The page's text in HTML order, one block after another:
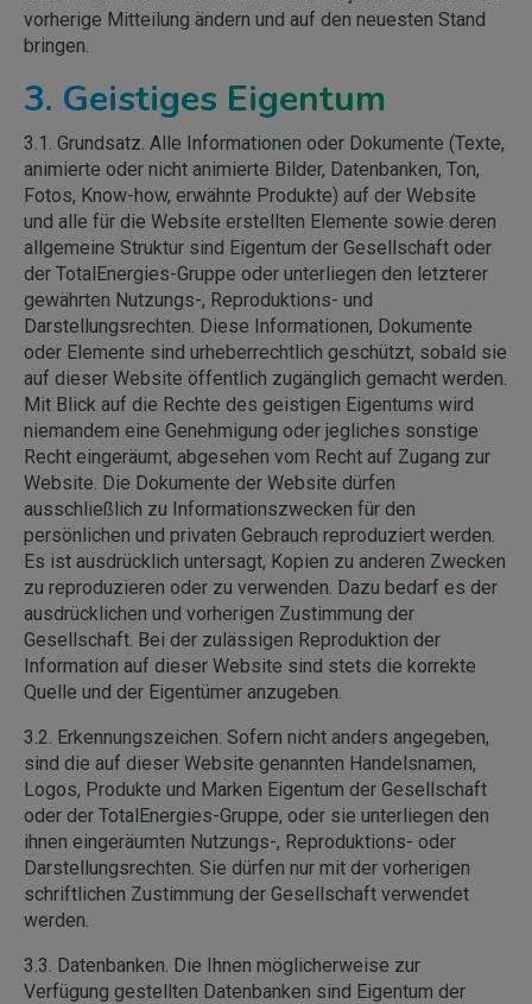
vorherige Mitteilung ändern und auf den neuesten Stand
bringen.
3. Geistiges Eigentum
3.1. Grundsatz. Alle Informationen oder Dokumente (Texte,
animierte oder nicht animierte Bilder, Datenbanken, Ton,
Fotos, Know-how, erwähnte Produkte) auf der Website
und alle für die Website erstellten Elemente sowie deren
allgemeine Struktur sind Eigentum der Gesellschaft oder
der TotalEnergies-Gruppe oder unterliegen den letzterer
gewährten Nutzungs-, Reproduktions- und
Darstellungsrechten. Diese Informationen, Dokumente
oder Elemente sind urheberrechtlich geschützt, sobald sie
auf dieser Website öffentlich zugänglich gemacht werden.
Mit Blick auf die Rechte des geistigen Eigentums wird
niemandem eine Genehmigung oder jegliches sonstige
Recht eingeräumt, abgesehen vom Recht auf Zugang zur
Website. Die Dokumente der Website dürfen
ausschließlich zu Informationszwecken für den
persönlichen und privaten Gebrauch reproduziert werden.
Es ist ausdrücklich untersagt, Kopien zu anderen Zwecken
zu reproduzieren oder zu verwenden. Dazu bedarf es der
ausdrücklichen und vorherigen Zustimmung der
Gesellschaft. Bei der zulässigen Reproduktion der
Information auf dieser Website sind stets die korrekte
Quelle und der Eigentümer anzugeben.
3.2. Erkennungszeichen. Sofern nicht anders angegeben,
sind die auf dieser Website genannten Handelsnamen,
Logos, Produkte und Marken Eigentum der Gesellschaft
oder der TotalEnergies-Gruppe, oder sie unterliegen den
ihnen eingeräumten Nutzungs-, Reproduktions- oder
Darstellungsrechten. Sie dürfen nur mit der vorherigen
schriftlichen Zustimmung der Gesellschaft verwendet
werden.
3.3. Datenbanken. Die Ihnen möglicherweise zur
Verfügung gestellten Datenbanken sind Eigentum der